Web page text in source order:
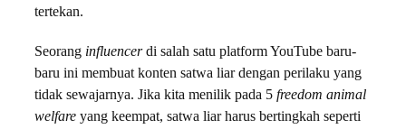
tertekan.
Seorang influencerdi salah satu platform YouTube baru-
baru ini membuat konten satwa liar dengan perilaku yang
tidak sewajarnya. Jika kita menilik pada 5 freedom animal
welfare yang keempat, satwa liar harus bertingkah seperti